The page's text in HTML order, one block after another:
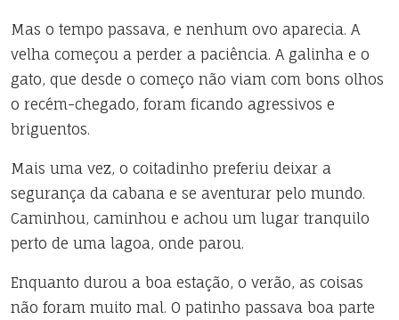
Mas o tempo passava, e nenhum ovo aparecia. A
velha começou a perder a paciência. A galinha e o
gato, que desde o começo não viam com bons olhos
o recém-chegado, foram ficando agressivos e
briguentos.
Mais uma vez, o coitadinho preferiu deixar a
segurança da cabana e se aventurar pelo mundo.
Caminhou, caminhou e achou um lugar tranquilo
perto de uma lagoa, onde parou.
Enquanto durou a boa estação, o verão, as coisas
não foram muito mal. O patinho passava boa parte